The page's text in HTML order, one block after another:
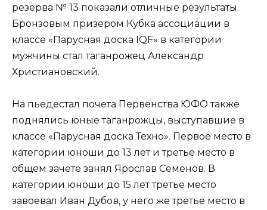
резерва № 13 показали отличные результаты.
Бронзовым призером Кубка ассоциации в
классе «Парусная доска IQF» в категории
мужчины стал таганрожец Александр
Христиановский.
На пьедестал почета Первенства ЮФО также
поднялись юные таганрожцы, выступавшие в
классе «Парусная доска Техно». Первое место в
категории юноши до 13 лет и третье место в
общем зачете занял Ярослав Семенов. В
категории юноши до 15 лет третье место
завоевал Иван Дубов, у него же третье место в